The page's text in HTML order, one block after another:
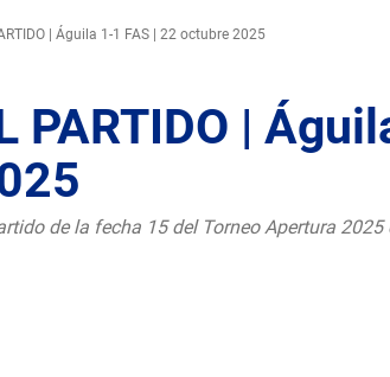
| Águila 1-1 FAS | 22 octubre 2025
PARTIDO |
de la fecha 15 del Torneo Apertura